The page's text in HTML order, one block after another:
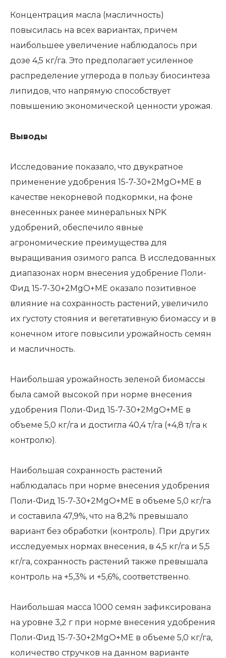
Концентрация масла (масличность)
повысилась на всех вариантах, причем
наибольшее увеличение наблюдалось при
дозе 4,5 кг/га. Это предполагает усиленное
распределение углерода в пользу биосинтеза
липидов, что напрямую способствует
повышению экономической ценности урожая.
Выводы
Исследование показало, что двукратное
применение удобрения 15-7-30+2MgO+ME в
качестве некорневой подкормки, на фоне
внесенных ранее минеральных NPK
удобрений, обеспечило явные
агрономические преимущества для
выращивания озимого рапса. В исследованных
диапазонах норм внесения удобрение Поли-
Фид 15-7-30+2MgO+ME оказало позитивное
влияние на сохранность растений, увеличило
их густоту стояния и вегетативную биомассу и в
конечном итоге повысили урожайность семян
и масличность.
Наибольшая урожайность зеленой биомассы
была самой высокой при норме внесения
удобрения Поли-Фид 15-7-30+2MgO+ME в
объеме 5,0 кг/га и достигла 40,4 т/га (+4,8 т/га к
контролю).
Наибольшая сохранность растений
наблюдалась при норме внесения удобрения
Поли-Фид 15-7-30+2MgO+ME в объеме 5,0 кг/га
и составила 47,9%, что на 8,2% превышало
вариант без обработки (контроль). При других
исследуемых нормах внесения, в 4,5 кг/га и 5,5
кг/га, сохранность растений также превышала
контроль на +5,3% и +5,6%, соответственно.
Наибольшая масса 1000 семян зафиксирована
на уровне 3,2 г при норме внесения удобрения
Поли-Фид 15-7-30+2MgO+ME в объеме 5,0 кг/га,
количество стручков на данном варианте